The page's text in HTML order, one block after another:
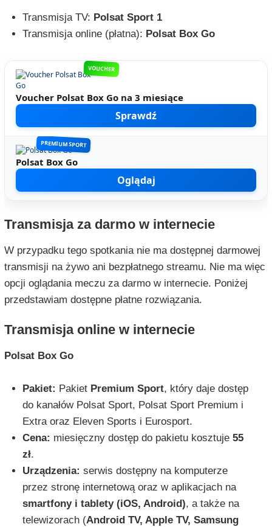
Transmisja TV: Polsat Sport 1
Transmisja online (płatna): Polsat Box Go
VOUCHER
Voucher Polsat Box Go na 3 miesiące
Sprawdź
PREMIUM SPORT
Polsat Box Go
Oglądaj
Transmisja za darmo w internecie
W przypadku tego spotkania nie ma dostępnej darmowej
transmisji na żywo ani bezpłatnego streamu. Nie ma więc
opcji oglądania meczu za darmo w internecie. Poniżej
przedstawiam dostępne płatne rozwiązania.
Transmisja online w internecie
Polsat Box Go
Pakiet: Pakiet Premium Sport, który daje dostęp
do kanałów Polsat Sport, Polsat Sport Premium i
Extra oraz Eleven Sports i Eurosport.
Cena: miesięczny dostęp do pakietu kosztuje 55
zł.
Urządzenia: serwis dostępny na komputerze
przez stronę internetową oraz w aplikacjach na
smartfony i tablety (iOS, Android), a także na
telewizorach (Android TV, Apple TV, Samsung